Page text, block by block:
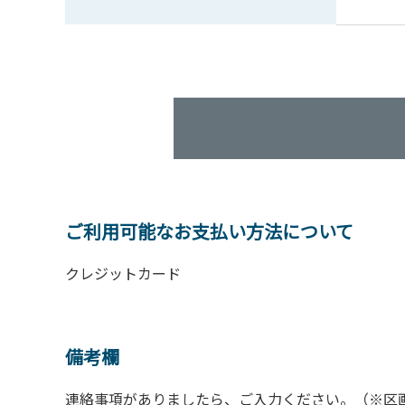
ご利用可能なお支払い方法について
クレジットカード
備考欄
連絡事項がありましたら、ご入力ください。（※